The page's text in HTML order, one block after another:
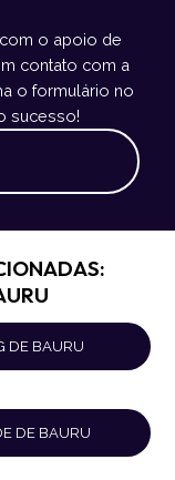
o apoio de
contato com a
o formulário no
sucesso!
DE BAURU
DE BAURU